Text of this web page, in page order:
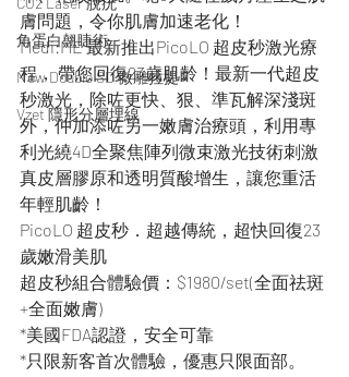
角蛋白翹睫術
New Doublo SD 微雕拉提
Vzet 隱形分層埋線
膚問題，令你肌膚加速老化！
Medi:ME 最新推出PicoLO 超皮秒激光療
程， 帶您回復23歲肌齡！最新一代超皮
秒激光，除咗更快、狠、準瓦解深淺斑
外，仲加添咗另一嫩膚治療頭，利用專
利光繞4D全聚焦陣列微束激光技術刺激
真皮層膠原和透明質酸增生，讓您重活
年輕肌齡！
PicoLO 超皮秒．超越傳統，超快回復23
歲嫩滑美肌
超皮秒組合體驗價：$1980/set(全面祛斑
+全面嫩膚)
*美國FDA認證，安全可靠
*只限新客首次體驗，優惠只限面部。